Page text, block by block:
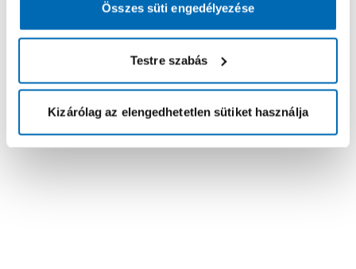
Összes süti engedélyezése
Testre szabás
Kizárólag az elengedhetetlen sütiket használja